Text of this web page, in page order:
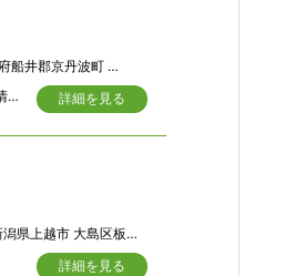
井郡京丹波町 上乙見中道
京丹波町のなかでも和知東部地区の山間部エリアになります。やや標高が高い山々や清流が近くにあり、キャンプや渓流釣りなどのアウトドアライフ派にピッタリです。築年不詳の囲炉裏がある古民家ですが、２０１０年に和モダンな内装に大規模リフォームされています。約２０帖の屋根裏スペースが玄関土間の上部にあります。土蔵と納屋もあります。敷地南側に手入れされている和風の庭があります。（要注意事項）土砂災害特別警戒区域にあります。
詳細を見る
県上越市 大島区板山1168番地
詳細を見る